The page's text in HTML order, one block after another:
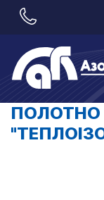
ПОЛОТНО